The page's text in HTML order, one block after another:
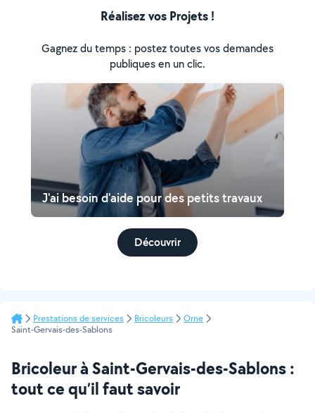
Réalisez vos Projets !
Gagnez du temps : postez toutes vos demandes
publiques en un clic.
J'ai besoin d'aide pour des petits travaux
Découvrir
Prestations de services Bricoleurs
Orne
Saint-Gervais-des-Sablons
Bricoleur à Saint-Gervais-des-Sablons :
tout ce qu’il faut savoir